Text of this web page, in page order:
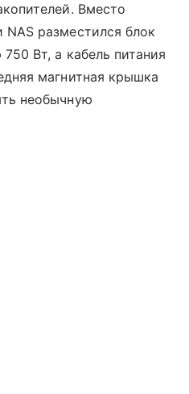
Вместо
разместился блок
Вт, а кабель питания
магнитная крышка
необычную